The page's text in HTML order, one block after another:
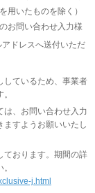
用いたものを除く）
のお問い合わせ入力様
ドレスへ送付いただ
しているため、事業者
は、お問い合わせ入力
すようお願いいたし
ております。期間の詳
j.html